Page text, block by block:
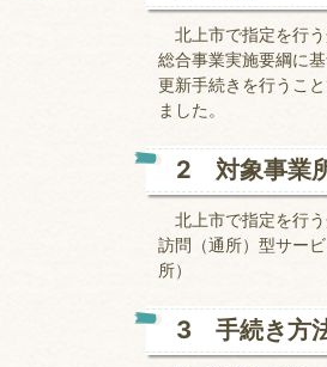
北上市で指定を行う
総合事業実施要綱に
更新手続きを行うこ
ました。
2 対象事業
北上市で指定を行
訪問（通所）型サー
所）
3 手続き方